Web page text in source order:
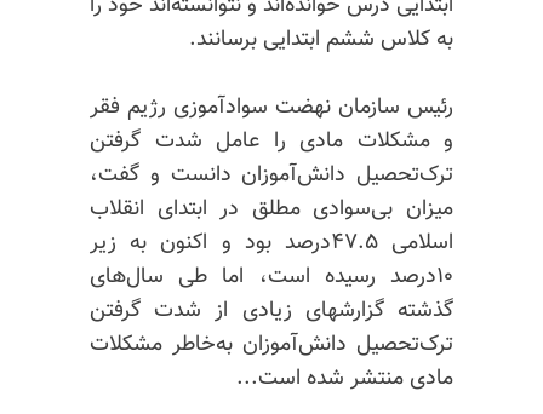
به کلاس ششم ابتدایی برسانند.
رئیس سازمان نهضت سواد‌آموزی رژیم فقر
و مشکلات مادی را عامل شدت گرفتن
ترک‌تحصیل دانش‌آموزان دانست و گفت،
میزان بی‌سوادی مطلق در ابتدای انقلاب
اسلامی ۴۷.۵درصد بود و اکنون به زیر
۱۰درصد رسیده است، اما طی سال‌های
گذشته گزارشهای زیادی از شدت گرفتن
ترک‌تحصیل دانش‌آموزان به‌خاطر مشکلات
مادی منتشر شده است...